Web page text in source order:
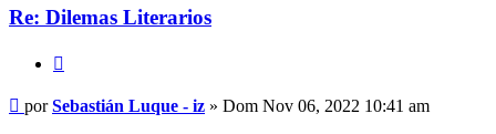
Re: Dilemas Literarios
Mensaje
porSebastián Luque - iz » Dom Nov 06, 2022 10:41 am